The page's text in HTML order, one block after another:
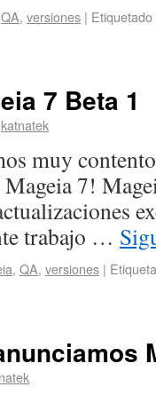
QA, versiones | Etiquetado
7 Beta 1
katnatek
muy
7!
trabajo …
, QA, versiones |